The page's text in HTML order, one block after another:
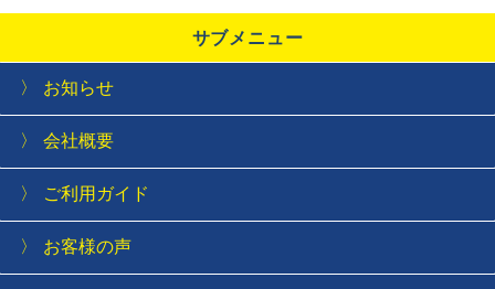
サブメニュー
お知らせ
会社概要
ご利用ガイド
お客様の声